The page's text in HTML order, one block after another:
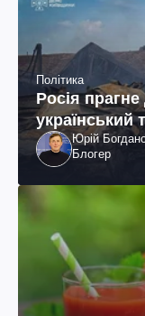
Політика
Росія
український
Юрій
Блогер